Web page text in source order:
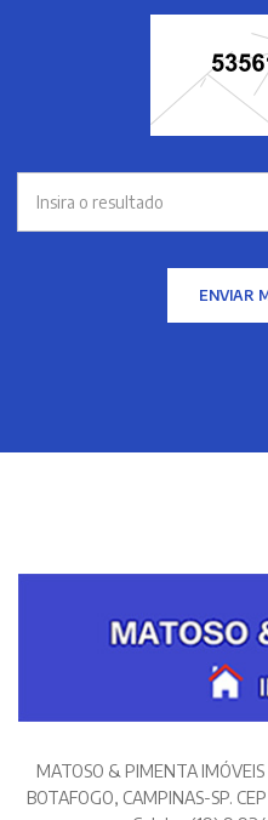
ENVIAR
MATOSO & PIMENTA
BOTAFOGO, CAMPINAS-SP.